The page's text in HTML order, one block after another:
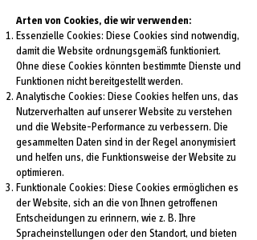
Arten von Cookies, die wir verwenden:
Essenzielle Cookies: Diese Cookies sind notwendig,
damit die Website ordnungsgemäß funktioniert.
Ohne diese Cookies könnten bestimmte Dienste und
Funktionen nicht bereitgestellt werden.
Analytische Cookies: Diese Cookies helfen uns, das
Nutzerverhalten auf unserer Website zu verstehen
und die Website-Performance zu verbessern. Die
gesammelten Daten sind in der Regel anonymisiert
und helfen uns, die Funktionsweise der Website zu
optimieren.
Funktionale Cookies: Diese Cookies ermöglichen es
der Website, sich an die von Ihnen getroffenen
Entscheidungen zu erinnern, wie z. B. Ihre
Spracheinstellungen oder den Standort, und bieten